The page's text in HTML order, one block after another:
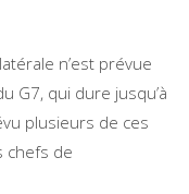
n’est prévue
G7, qui dure jusqu’à
plusieurs de ces
chefs de